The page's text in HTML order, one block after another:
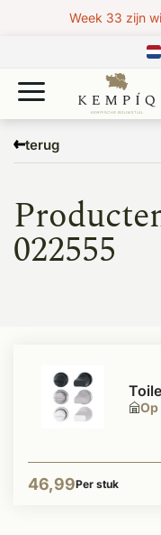
Week 33 zijn
terug
022555
022555
46,99Per stuk